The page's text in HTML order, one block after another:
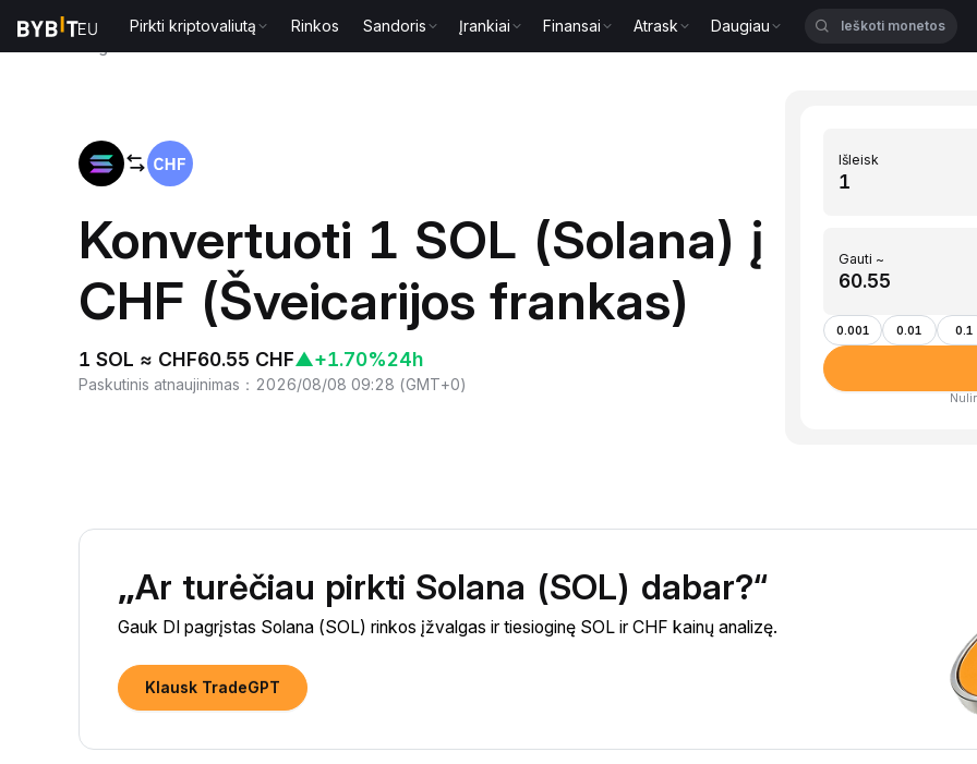
Pirkti kriptovaliutą Rinkos Sandoris Įrankiai Finansai Atrask Daugiau
Konvertuoti 1 SOL (Solana) į
CHF (Šveicarijos frankas)
1 SOL ≈ CHF60.55 CHF▲+1.70%24h
Paskutinis atnaujinimas ： 2026/08/08 09:28 (GMT+0)
Išleisk
Gauti ~
0.001 0.01 0.1
„Ar turėčiau pirkti Solana (SOL) dabar?“
Gauk DI pagrįstas Solana (SOL) rinkos įžvalgas ir tiesioginę SOL ir CHF kainų analizę.
Klausk TradeGPT